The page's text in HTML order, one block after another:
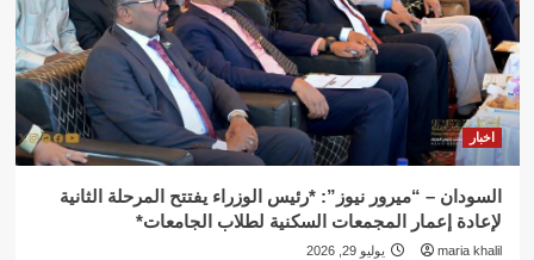
اخبار
السودان – “ميرور نيوز”: *رئيس الوزراء يفتتح المرحلة الثانية
لإعادة إعمار المجمعات السكنية لطلاب الجامعات*
maria khalil يوليو 29, 2026